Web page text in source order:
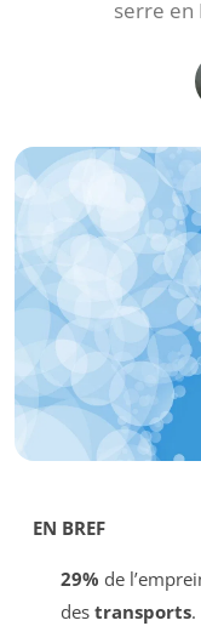
serre en
EN BREF
29% de
des transports.